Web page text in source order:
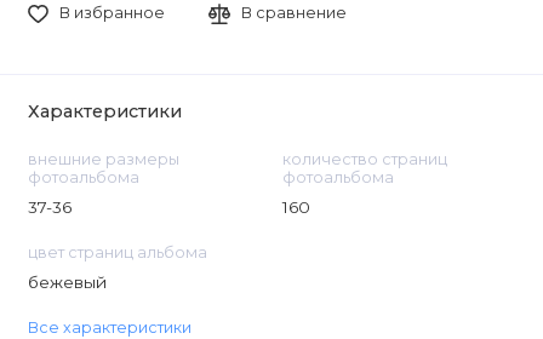
В избранное В сравнение
Характеристики
внешние размеры
фотоальбома
37-36
количество страниц
фотоальбома
160
цвет страниц альбома
бежевый
Все характеристики